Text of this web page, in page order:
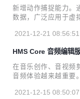
自定义调整视频播放
支持修改图片、视频
满足用户个性化使用
可自定义UI，开发者
新增动作捕捉能力。
数据，广泛应用于虚
力。可根据坐标点绑
提供UI SDK和原子能
K可自定义UI，用户
力SDK新增AI剪辑能
船运动记录； 新增
2021-12-21 08:56:51
HMS Core 音频编辑
体验
在音乐创作、音视频
音频体验越来越重要
可以将人声、乐器等
2021-12-15 08:50:07